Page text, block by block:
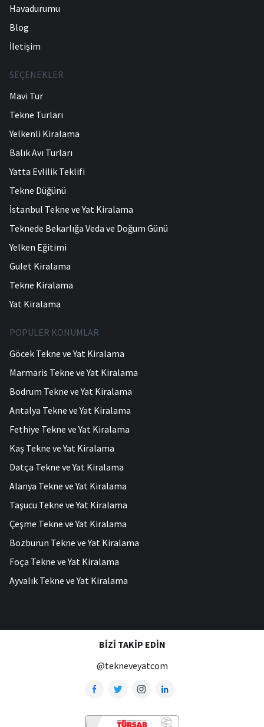
Havadurumu
Blog
İletişim
SEÇENEKLER
Mavi Tur
Tekne Turları
Yelkenli Kiralama
Balık Avı Turları
Yatta Evlilik Teklifi
Tekne Düğünü
İstanbul Tekne ve Yat Kiralama
Teknede Bekarlığa Veda ve Doğum Günü
Yelken Eğitimi
Gulet Kiralama
Tekne Kiralama
Yat Kiralama
POPÜLER KONUMLAR
Göcek Tekne ve Yat Kiralama
Marmaris Tekne ve Yat Kiralama
Bodrum Tekne ve Yat Kiralama
Antalya Tekne ve Yat Kiralama
Fethiye Tekne ve Yat Kiralama
Kaş Tekne ve Yat Kiralama
Datça Tekne ve Yat Kiralama
Alanya Tekne ve Yat Kiralama
Taşucu Tekne ve Yat Kiralama
Çeşme Tekne ve Yat Kiralama
Bozburun Tekne ve Yat Kiralama
Foça Tekne ve Yat Kiralama
Ayvalık Tekne ve Yat Kiralama
BIZI TAKIP EDIN
@tekneveyatcom